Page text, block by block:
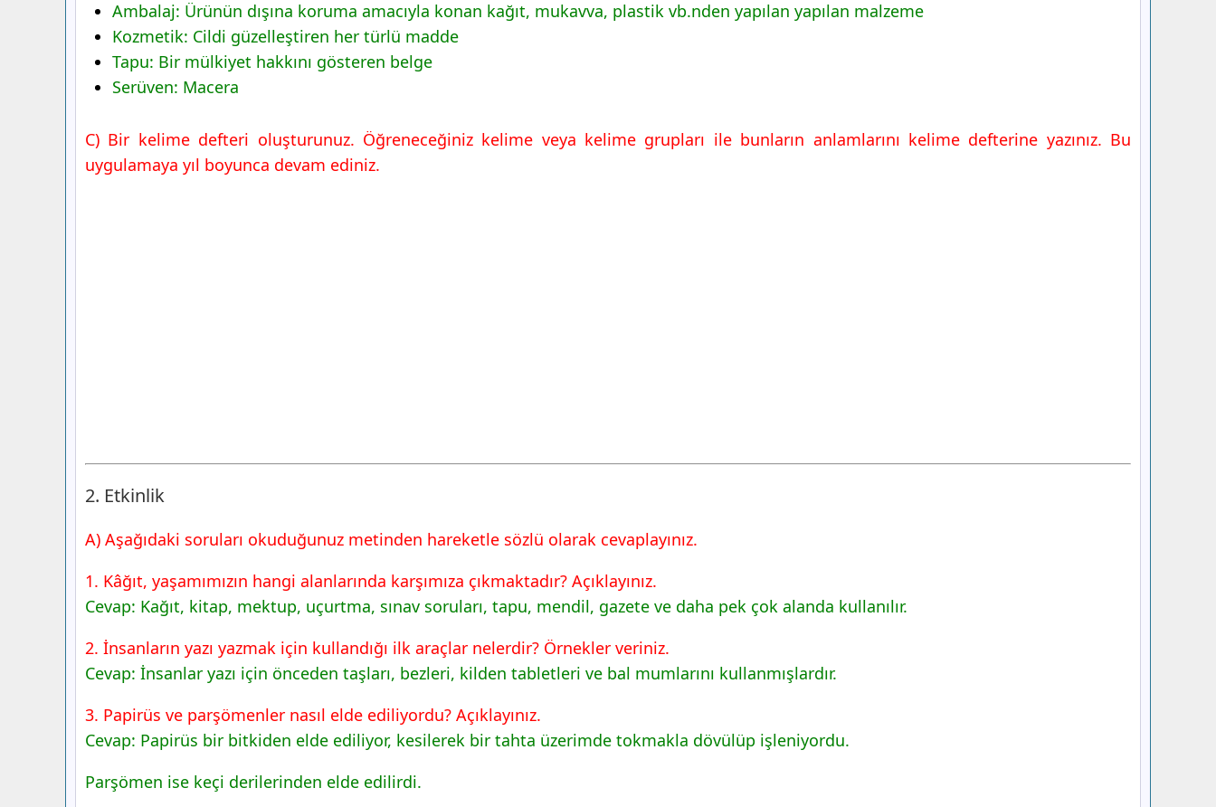
Ambalaj: Ürünün dışına koruma amacıyla konan kağıt, mukavva, plastik vb.nden yapılan yapılan malzeme
Kozmetik: Cildi güzelleştiren her türlü madde
Tapu: Bir mülkiyet hakkını gösteren belge
Serüven: Macera
C) Bir kelime defteri oluşturunuz. Öğreneceğiniz kelime veya kelime grupları ile bunların anlamlarını kelime defterine yazınız. Bu
uygulamaya yıl boyunca devam ediniz.
2. Etkinlik
A) Aşağıdaki soruları okuduğunuz metinden hareketle sözlü olarak cevaplayınız.
1. Kâğıt, yaşamımızın hangi alanlarında karşımıza çıkmaktadır? Açıklayınız.
Cevap: Kağıt, kitap, mektup, uçurtma, sınav soruları, tapu, mendil, gazete ve daha pek çok alanda kullanılır.
2. İnsanların yazı yazmak için kullandığı ilk araçlar nelerdir? Örnekler veriniz.
Cevap: İnsanlar yazı için önceden taşları, bezleri, kilden tabletleri ve bal mumlarını kullanmışlardır.
3. Papirüs ve parşömenler nasıl elde ediliyordu? Açıklayınız.
Cevap: Papirüs bir bitkiden elde ediliyor, kesilerek bir tahta üzerimde tokmakla dövülüp işleniyordu.
Parşömen ise keçi derilerinden elde edilirdi.